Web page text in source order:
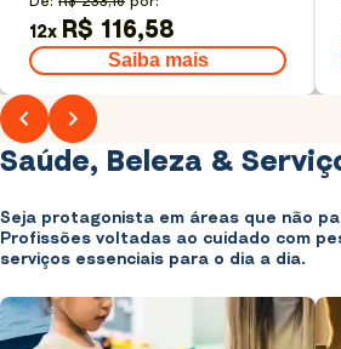
12x R$ 116,58
Saiba mais
Saúde, Beleza &
Seja protagonista em áreas que não
Profissões voltadas ao cuidado com
serviços essenciais para o dia a dia.